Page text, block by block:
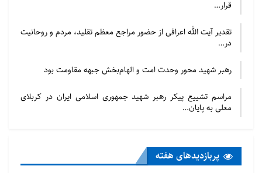
قرار…
تقدیر آیت الله اعرافی از حضور مراجع معظم تقلید، مردم و روحانیت
در…
رهبر شهید محور وحدت امت و الهام‌بخش جبهه مقاومت بود
مراسم تشییع پیکر رهبر شهید جمهوری اسلامی ایران در کربلای
معلی به پایان…
پربازدید‌های هفته